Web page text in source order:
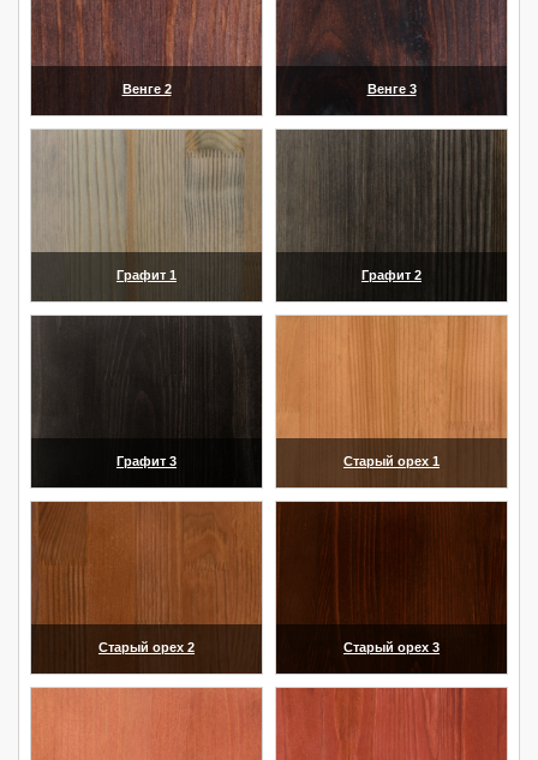
Венге 2 Венге 3
Графит 1 Графит 2
Графит 3 Старый орех 1
Старый орех 2 Старый орех 3